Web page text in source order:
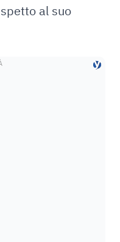
al suo